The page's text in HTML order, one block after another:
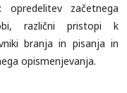
začetnega
različni pristopi k
branja in pisanja in
opismenjevanja.